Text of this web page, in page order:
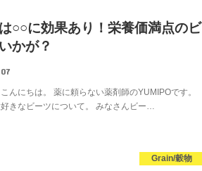
○○に効果あり！栄養価満点のビ
かが？
んにちは。 薬に頼らない薬剤師のYUMIPOです。
きなビーツについて。 みなさんビー…
Grain/穀物